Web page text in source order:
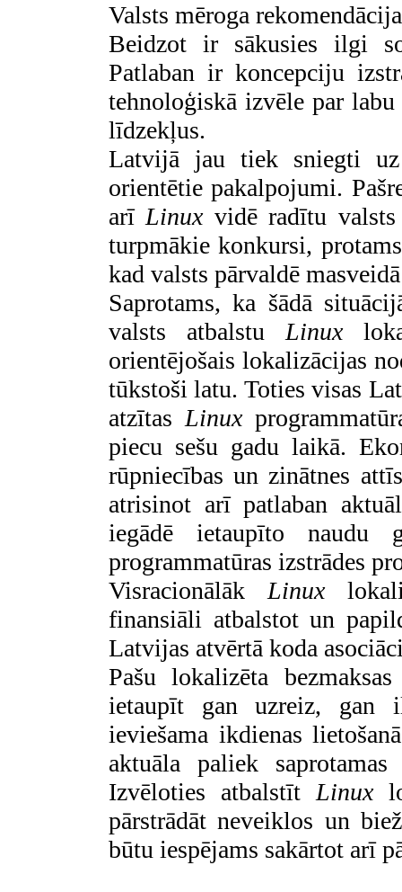
Valsts mēroga
Beidzot ir sākusies ilgi
Patlaban ir koncepciju
tehnoloģiskā izvēle par
līdzekļus.
Latvijā jau tiek sniegti
orientētie pakalpojumi.
arī Linuxvidē radītu valsts
turpmākie konkursi,
kad valsts pārvaldē
Saprotams, ka šādā
valsts atbalstu Linux
orientējošais lokalizācijas
tūkstoši latu. Toties visas
atzītas Linux
piecu sešu gadu laikā.
rūpniecības un zinātnes
atrisinot arī patlaban
iegādē ietaupīto naudu
programmatūras izstrādes
Visracionālāk Linux
finansiāli atbalstot un
Latvijas atvērtā koda
Pašu lokalizēta
ietaupīt gan uzreiz, gan
ieviešama ikdienas
aktuāla paliek
Izvēloties atbalstīt Linux
pārstrādāt neveiklos un
būtu iespējams sakārtot arī